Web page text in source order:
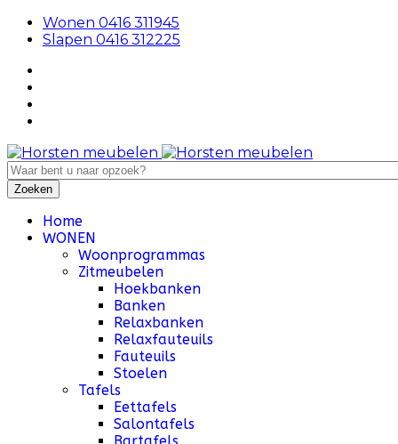
Wonen 0416 311945
Slapen 0416 312225
Home
WONEN
Woonprogrammas
Zitmeubelen
Hoekbanken
Banken
Relaxbanken
Relaxfauteuils
Fauteuils
Stoelen
Tafels
Eettafels
Salontafels